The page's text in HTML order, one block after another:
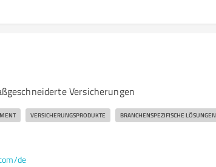
Versicherungen
VERSICHERUNGSPRODUKTE BRANCHENSPEZIFISCHE LÖSUNGEN
de